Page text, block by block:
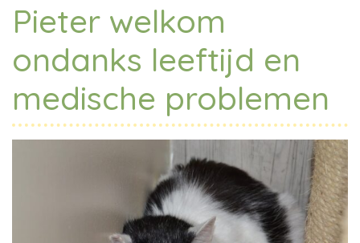
Pieter welkom
ondanks leeftijd en
medische problemen